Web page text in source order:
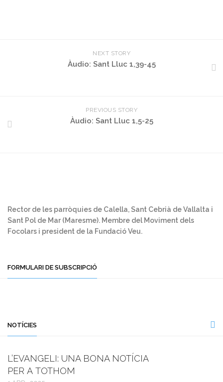
NEXT STORY
Àudio: Sant Lluc 1,39-45
PREVIOUS STORY
Àudio: Sant Lluc 1,5-25
Rector de les parròquies de Calella, Sant Cebrià de Vallalta i
Sant Pol de Mar (Maresme). Membre del Moviment dels
Focolars i president de la Fundació Veu.
FORMULARI DE SUBSCRIPCIÓ
NOTÍCIES
L’EVANGELI: UNA BONA NOTÍCIA
PER A TOTHOM